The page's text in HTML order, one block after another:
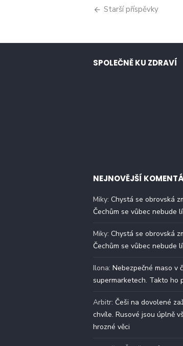
Navigace
příspěvky
Starší příspěvky
SPOLEČNĚ KU ZDRAVÍ
NEJNOVĚJŠÍ
Miky: Chystá se obrovská
Čechům se vůbec nebude
Miky: Chystá se obrovská
Čechům se vůbec nebude
Ilona: Nebezpečné maso v
supermarketech. Takto ho
Arbitr: Češi na dovolené
chvíle. Rusové jsou úplně
hrozné věci